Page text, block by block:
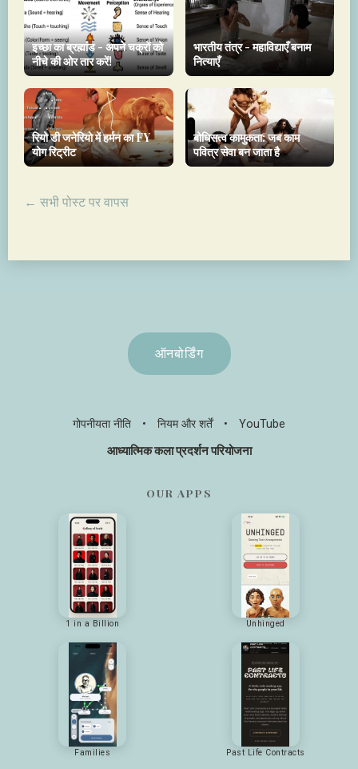
इच्छा का ब्रह्मांड - अपने चक्रों को
नीचे की ओर तार करें!
भारतीय तंत्र - महाविद्याएँ बनाम
नित्याएँ
रियो डी जनेरियो में हर्मन का FY
योग रिट्रीट
बोधिसत्व कामुकता: जब काम
पवित्र सेवा बन जाता है
← सभी पोस्ट पर वापस
ऑनबोर्डिंग
गोपनीयता नीति • नियम और शर्तें • YouTube
आध्यात्मिक कला प्रदर्शन परियोजना
OUR APPS
1 in a Billion Unhinged
Families Past Life Contracts